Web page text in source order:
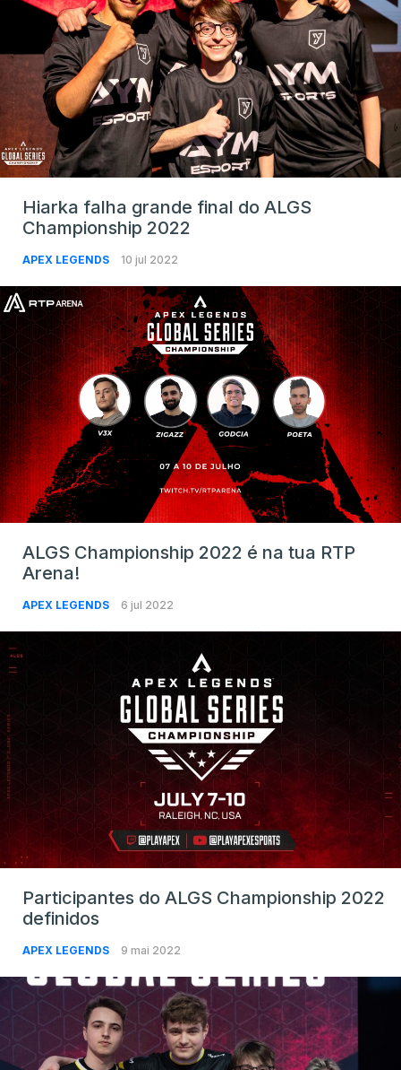
Hiarka falha grande final do ALGS
Championship 2022
APEX LEGENDS 10 jul 2022
ALGS Championship 2022 é na tua RTP
Arena!
APEX LEGENDS 6 jul 2022
Participantes do ALGS Championship 2022
definidos
APEX LEGENDS 9 mai 2022